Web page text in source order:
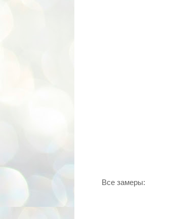
Все замеры: